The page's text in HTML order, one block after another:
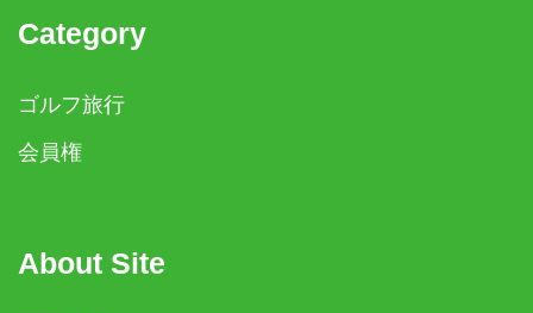
Category
ゴルフ旅行
会員権
About Site